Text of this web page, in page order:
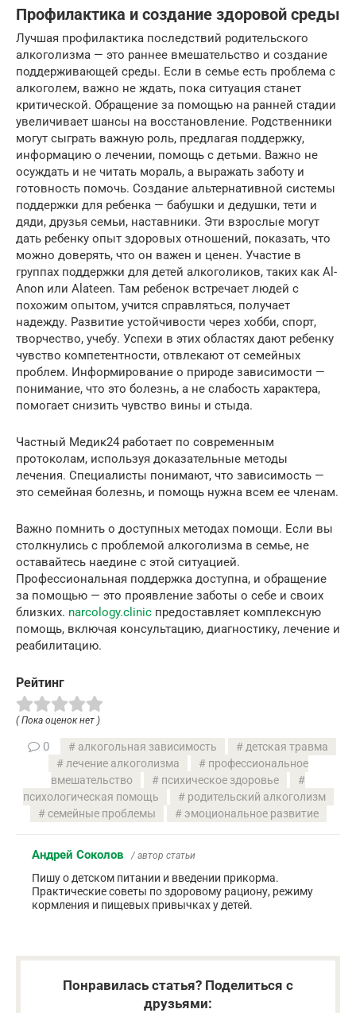
Профилактика и создание здоровой среды
Лучшая профилактика последствий родительского
алкоголизма — это раннее вмешательство и создание
поддерживающей среды. Если в семье есть проблема с
алкоголем, важно не ждать, пока ситуация станет
критической. Обращение за помощью на ранней стадии
увеличивает шансы на восстановление. Родственники
могут сыграть важную роль, предлагая поддержку,
информацию о лечении, помощь с детьми. Важно не
осуждать и не читать мораль, а выражать заботу и
готовность помочь. Создание альтернативной системы
поддержки для ребенка — бабушки и дедушки, тети и
дяди, друзья семьи, наставники. Эти взрослые могут
дать ребенку опыт здоровых отношений, показать, что
можно доверять, что он важен и ценен. Участие в
группах поддержки для детей алкоголиков, таких как Al-
Anon или Alateen. Там ребенок встречает людей с
похожим опытом, учится справляться, получает
надежду. Развитие устойчивости через хобби, спорт,
творчество, учебу. Успехи в этих областях дают ребенку
чувство компетентности, отвлекают от семейных
проблем. Информирование о природе зависимости —
понимание, что это болезнь, а не слабость характера,
помогает снизить чувство вины и стыда.
Частный Медик24 работает по современным
протоколам, используя доказательные методы
лечения. Специалисты понимают, что зависимость —
это семейная болезнь, и помощь нужна всем ее членам.
Важно помнить о доступных методах помощи. Если вы
столкнулись с проблемой алкоголизма в семье, не
оставайтесь наедине с этой ситуацией.
Профессиональная поддержка доступна, и обращение
за помощью — это проявление заботы о себе и своих
близких. narcology.clinic предоставляет комплексную
помощь, включая консультацию, диагностику, лечение и
реабилитацию.
Рейтинг
( Пока оценок нет )
0 алкогольная зависимость
детская травма
лечение алкоголизма
профессиональное
вмешательство
психическое здоровье
психологическая помощь
родительский алкоголизм
семейные проблемы
эмоциональное развитие
Андрей Соколов / автор статьи
Пишу о детском питании и введении прикорма.
Практические советы по здоровому рациону, режиму
кормления и пищевых привычках у детей.
Понравилась статья? Поделиться с
друзьями: